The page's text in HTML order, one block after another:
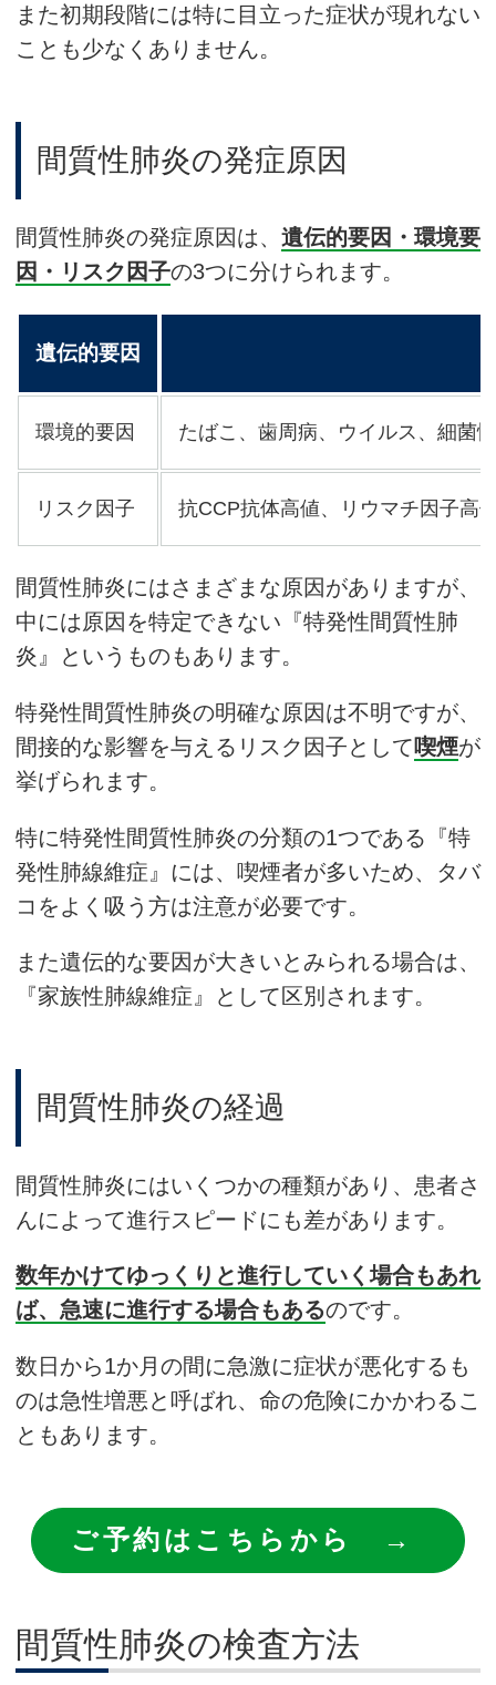
また初期段階には特に目立った症状が現れない
ことも少なくありません。
間質性肺炎の発症原因
間質性肺炎の発症原因は、 遺伝的要因・環境要
因・リスク因子の3つに分けられます。
遺伝的要因
環境的要因 たばこ、歯周病、ウイルス、細菌
リスク因子 抗CCP抗体高値、リウマチ因子高
間質性肺炎にはさまざまな原因がありますが、
中には原因を特定できない『特発性間質性肺
炎』というものもあります。
特発性間質性肺炎の明確な原因は不明ですが、
間接的な影響を与えるリスク因子として喫煙が
挙げられます。
特に特発性間質性肺炎の分類の1つである『特
発性肺線維症』には、喫煙者が多いため、タバ
コをよく吸う方は注意が必要です。
また遺伝的な要因が大きいとみられる場合は、
『家族性肺線維症』として区別されます。
間質性肺炎の経過
間質性肺炎にはいくつかの種類があり、患者さ
んによって進行スピードにも差があります。
数年かけてゆっくりと進行していく場合もあれ
ば、急速に進行する場合もあるのです。
数日から1か月の間に急激に症状が悪化するも
のは急性増悪と呼ばれ、命の危険にかかわるこ
ともあります。
ご予約はこちらから →
間質性肺炎の検査方法